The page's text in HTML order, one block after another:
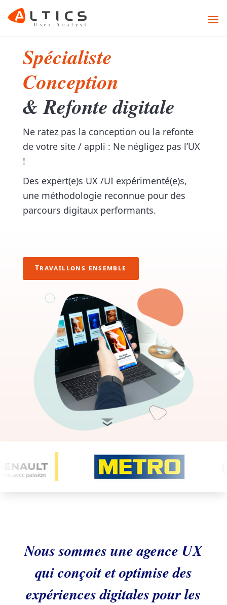
Spécialiste
Conception
& Refonte digitale
Ne ratez pas la conception ou la refonte
de votre site / appli : Ne négligez pas l’UX
!
Des expert(e)s UX /UI expérimenté(e)s,
une méthodologie reconnue pour des
parcours digitaux performants.
Travaillons ensemble
Nous sommes une agence UX
qui conçoit et optimise des
expériences digitales pour les